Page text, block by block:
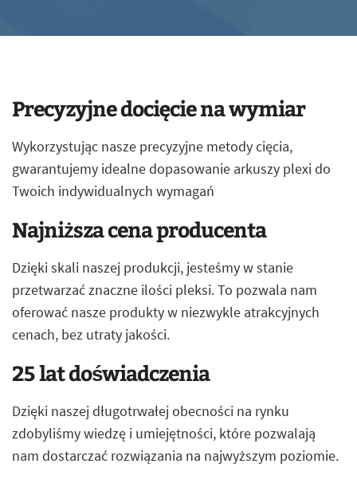
Precyzyjne docięcie na wymiar
Wykorzystując nasze precyzyjne metody cięcia,
gwarantujemy idealne dopasowanie arkuszy plexi do
Twoich indywidualnych wymagań
Najniższa cena producenta
Dzięki skali naszej produkcji, jesteśmy w stanie
przetwarzać znaczne ilości pleksi. To pozwala nam
oferować nasze produkty w niezwykle atrakcyjnych
cenach, bez utraty jakości.
25 lat doświadczenia
Dzięki naszej długotrwałej obecności na rynku
zdobyliśmy wiedzę i umiejętności, które pozwalają
nam dostarczać rozwiązania na najwyższym poziomie.